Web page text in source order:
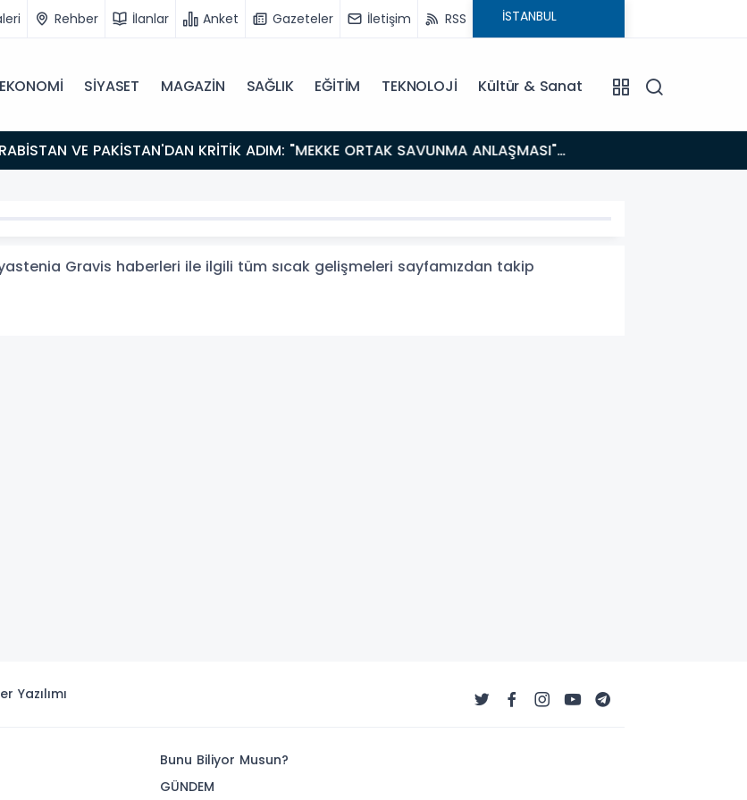
Rehber İlanlar Anket Gazeteler İletişim RSS
EKONOMİ SİYASET MAGAZİN SAĞLIK EĞİTİM TEKNOLOJİ Kültür & Sanat
Uyanacağız"
Gravis haberleri ile ilgili tüm sıcak gelişmeleri sayfamızdan takip
Yazılımı
Bunu Biliyor Musun?
GÜNDEM